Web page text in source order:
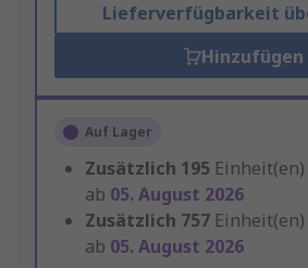
Lieferverfügbarkeit
Hinzufügen
Auf Lager
Zusätzlich 195
ab 05. August 2026
Zusätzlich 757
ab 05. August 2026